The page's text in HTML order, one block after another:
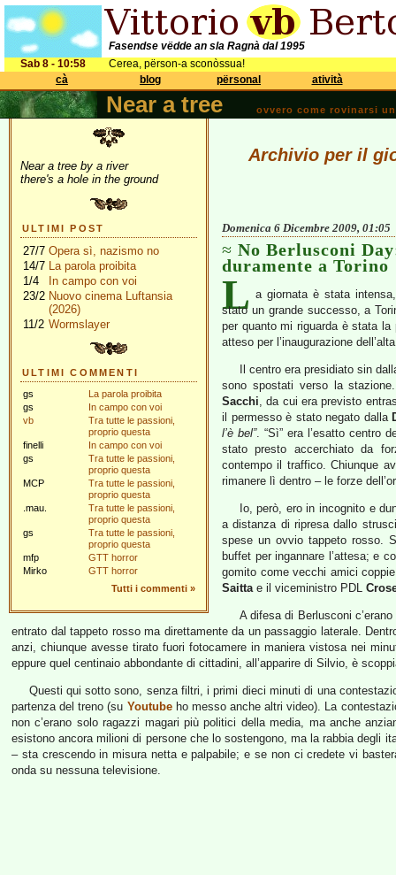
Fasendse vëdde an sla Ragnà dal 1995
Sab 8 - 10:58
Cerea, përson-a sconòssua!
cà
blog përsonal atività
Near a tree ovvero come rovinarsi
Near a tree by a river
there's a hole in the ground
ULTIMI POST
27/7 Opera sì, nazismo no
14/7 La parola proibita
1/4
In campo con voi
23/2 Nuovo cinema Luftansia
(2026)
11/2 Wormslayer
ULTIMI COMMENTI
gs
La parola proibita
gs
In campo con voi
vb
Tra tutte le passioni,
proprio questa
finelli
In campo con voi
gs
Tra tutte le passioni,
proprio questa
MCP
Tra tutte le passioni,
proprio questa
.mau.
Tra tutte le passioni,
proprio questa
gs
Tra tutte le passioni,
proprio questa
mfp
GTT horror
Mirko
GTT horror
Tutti i commenti »
Archivio per il
Domenica 6 Dicembre 2009, 01:05
No Berlusconi
duramente a Torino
L a giornata è stata
stato un grande successo, a
per quanto mi riguarda è stata
atteso per l’inaugurazione
Il centro era presidiato sin
sono spostati verso la
Sacchi, da cui era previsto
il permesso è stato negato dalla
l’è bel”. “Sì” era l’esatto centro
stato presto accerchiato da
contempo il traffico. Chiunque
rimanere lì dentro – le forze
Io, però, ero in incognito e
a distanza di ripresa dallo
spese un ovvio tappeto rosso.
buffet per ingannare l’attesa; e
gomito come vecchi amici
Saittae il viceministro PDL
A difesa di Berlusconi
entrato dal tappeto rosso ma direttamente da un passaggio laterale.
anzi, chiunque avesse tirato fuori fotocamere in maniera vistosa nei
eppure quel centinaio abbondante di cittadini, all’apparire di Silvio, è
Questi qui sotto sono, senza filtri, i primi dieci minuti di una
partenza del treno (su Youtubeho messo anche altri video). La
non c’erano solo ragazzi magari più politici della media, ma anche
esistono ancora milioni di persone che lo sostengono, ma la rabbia degli
– sta crescendo in misura netta e palpabile; e se non ci credete vi
onda su nessuna televisione.